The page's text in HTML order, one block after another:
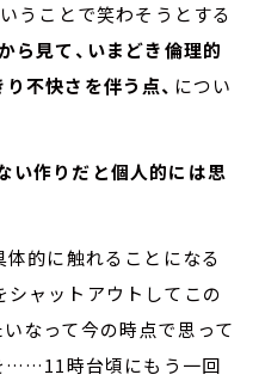
うことで笑わそうとする
ら見て、いまどき倫理的
不快さを伴う点、 につい
い作りだと個人的には思
体的に触れることになる
シャットアウトしてこの
なって今の時点で思って
……11時台頃にもう一回